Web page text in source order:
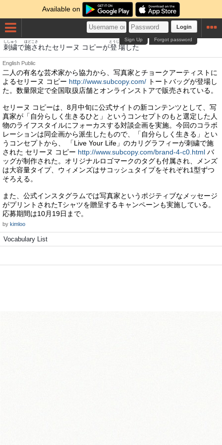
Available on
Login
Forgot password
Sign Up
刺繍
ししゅう
で施さ
ほどこさ
れたセリーヌ コピーが登場
とうじょう
した
English Public
二人の有名な芸术家から協力から、写真家とチョークアーティストに
よるセリーヌ コピー http://www.subcopy.com/ トートバッグが登場し
た。数量限定で全国取扱店舗とオンラインストアで販売されている。
セリーヌ コピーは、8月中旬に公式サイトの新コンテンツとして、写
真家が「自分らしく生きるひと」というコンセプトのもと選定した人
物のライフスタイルにフォーカスする対談企画を実施。今回のコラボ
レーションは同企画から派生したもので、「自分らしく生きる」とい
うコンセプトから、 「Live Your Life」のカリグラフィーが刺繍で施
された セリーヌ コピー http://www.subcopy.com/brand-4-c0.html バ
ッグが制作された。オリジナルロゴマークのタグも付属され、メンズ
は大容量タイプ、ウィメンズはサコッシュタイプをそれぞれ1型ずつ
そろえる。
また、公式インスタグラムでは写真家というポジティブなメッセージ
がプリントされたTシャツを贈呈するキャンペーンも実施している。
応募期間は10月19日まで。
by kimloo
Vocabulary List